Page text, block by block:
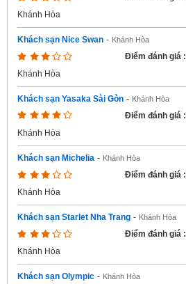
Khánh Hòa
Khách sạn Nice Swan - Khánh Hòa
Điểm đánh giá :
Khánh Hòa
Khách sạn Yasaka Sài Gòn - Khánh Hòa
Điểm đánh giá :
Khánh Hòa
Khách sạn Michelia - Khánh Hòa
Điểm đánh giá :
Khánh Hòa
Khách sạn Starlet Nha Trang - Khánh Hòa
Điểm đánh giá :
Khánh Hòa
Khách sạn Olympic - Khánh Hòa